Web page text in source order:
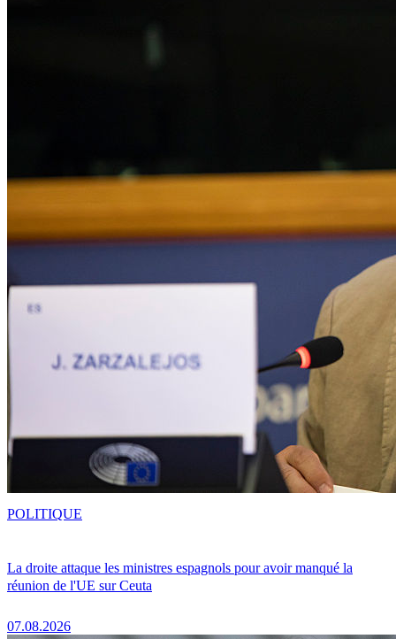
La droite attaque les ministres espagnols pour avoir manqué la
réunion de l'UE sur Ceuta
07.08.2026
POLITIQUE